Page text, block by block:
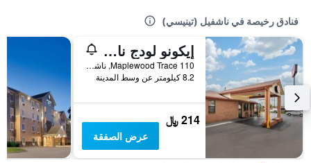
فنادق رخيصة في ناشفيل (تينيسي)
إيكونو لودج ناشفيل نورث
110 Maplewood Trace, ناشفيل (تينيسي), TN, الولايات المتحدة الأميريكية
8.2 كيلومتر عن وسط المدينة
214 ﷼
عرض الصفقة